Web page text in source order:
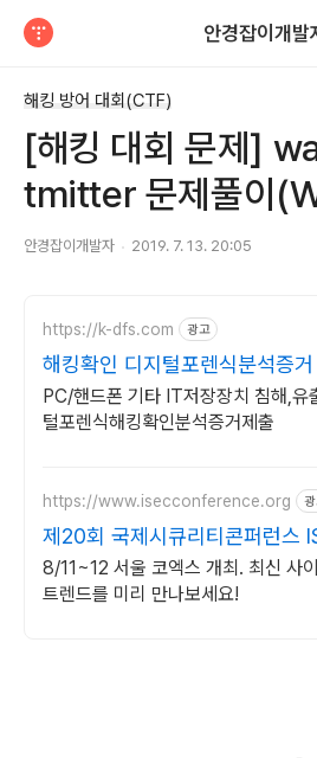
안경잡이개발
해킹 방어 대회(CTF)
[해킹 대회 문제]
tmitter 문제풀이
안경잡이개발자 2019. 7. 13. 20:05
https://k-dfs.com 광고
해킹확인 디지털포렌식분석증거
PC/핸드폰 기타 IT저장장치 침해,유
털포렌식해킹확인분석증거제출
https://www.isecconference.org
제20회 국제시큐리티콘퍼런스
2026
8/11~12 서울 코엑스 개최. 최신 사
트렌드를 미리 만나보세요!